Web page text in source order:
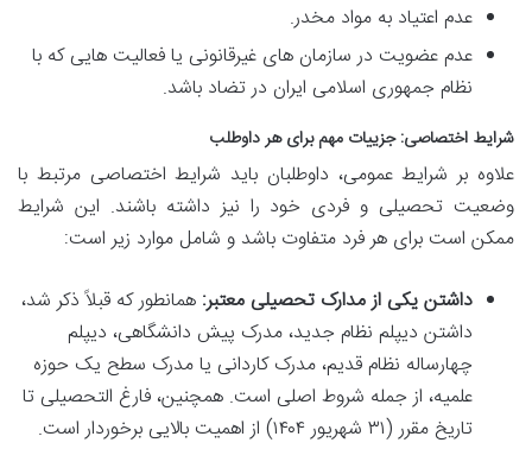
عدم اعتیاد به مواد مخدر.
عدم عضویت در سازمان های غیرقانونی یا فعالیت هایی که با
نظام جمهوری اسلامی ایران در تضاد باشد.
شرایط اختصاصی: جزییات مهم برای هر داوطلب
علاوه بر شرایط عمومی، داوطلبان باید شرایط اختصاصی مرتبط با
وضعیت تحصیلی و فردی خود را نیز داشته باشند. این شرایط
ممکن است برای هر فرد متفاوت باشد و شامل موارد زیر است:
داشتن یکی از مدارک تحصیلی معتبر: همانطور که قبلاً ذکر شد،
داشتن دیپلم نظام جدید، مدرک پیش دانشگاهی، دیپلم
چهارساله نظام قدیم، مدرک کاردانی یا مدرک سطح یک حوزه
علمیه، از جمله شروط اصلی است. همچنین، فارغ التحصیلی تا
تاریخ مقرر (۳۱ شهریور ۱۴۰۴) از اهمیت بالایی برخوردار است.